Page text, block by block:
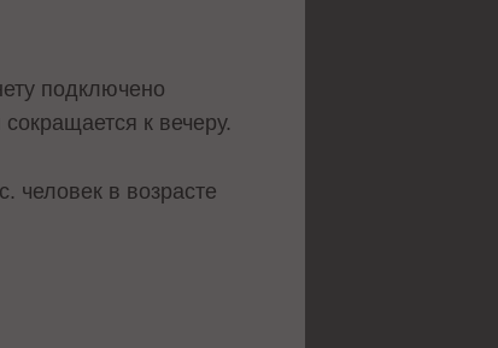
подключено
к вечеру.
человек в возрасте